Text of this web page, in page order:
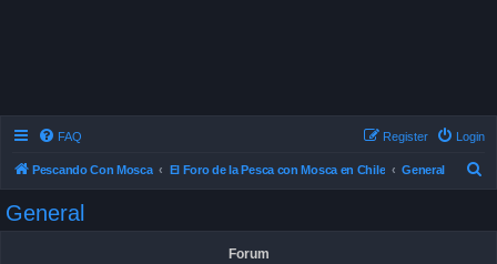
FAQ Login
Register
Pescando Con Mosca El Foro de la Pesca con Mosca en Chile General
General
Forum